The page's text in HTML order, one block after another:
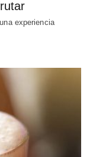
experiencia